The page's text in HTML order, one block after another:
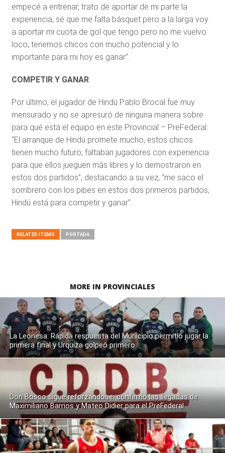
empecé a entrenar, trato de aportar de mi parte la
experiencia, sé que me falta básquet pero a la larga voy
a aportar mi cuota de gol que tengo pero no me vuelvo
loco, tenemos chicos con mucho potencial y lo
importante para mi hoy es ganar”.
COMPETIR Y GANAR
Por último, el jugador de Hindú Pablo Brocal fue muy
mensurado y no se apresuró de ninguna manera sobre
para qué está el equipo en este Provincial – PreFederal.
“El arranque de Hindú promete mucho, estos chicos
tienen mucho futuro, faltaban jugadores con experiencia
para que ellos jueguen más libres y lo demostraron en
estos dos partidos”, destacando a su vez, “me saco el
sombrero con los pibes en estos dos primeros partidos;
Hindú está para competir y ganar”.
RELATED ITEMS PORTADA
MORE IN PROVINCIALES
La Leonesa: Rápida respuesta del Municipio permitió jugar la
primera final y Urquiza golpeó primero
Don Bosco sigue reforzándose: confirmó las llegadas de
Maximiliano Barrios y Mateo Didier para el PreFederal